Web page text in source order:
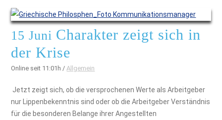
15 Juni Charakter zeigt sich in
der Krise
Online seit 11:01h /Allgemein
Jetzt zeigt sich, ob die versprochenen Werte als Arbeitgeber
nur Lippenbekenntnis sind oder ob die Arbeitgeber Verständnis
für die besonderen Belange ihrer Angestellten